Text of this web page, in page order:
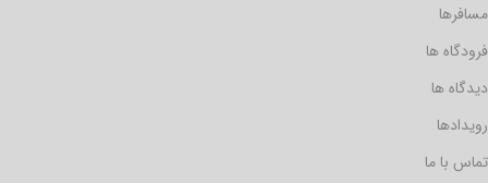
مسافرها
فرودگاه ها
دیدگاه ها
رویدادها
تماس با ما